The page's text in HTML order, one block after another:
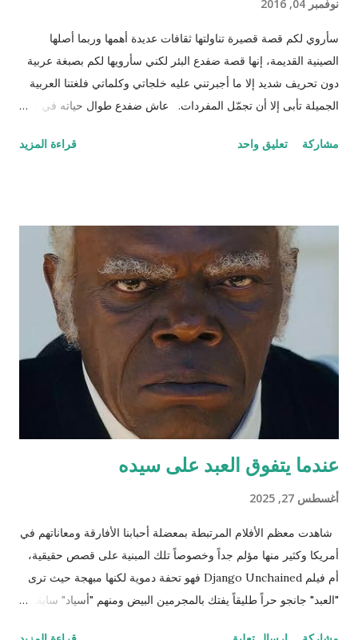
نوفمبر 04, 2016
سأروي لكم قصة قصيرة تناولتها ثقافات عديدة أهمها وربما أصلها
الصينية القديمة، إنها قصة ضفدع البئر لكني سأرويها لكم بصبغة عربية
دون تحريف شديد إلا ما أجبرتني عليه خلجاتي وكلماتي فلغتنا العربية
الجميلة تأبى إلا أن تجمّل المفردات. عاش ضفدع طوال حياته في بئر
وجمال السحاب وهو يمر مشكلاً لوحات بيضاء سريعة وبطيئة مثل
الضفدع. قالت السلحفاة : "كيف أنت اليوم أيها الضفدع؟" رد عليها وقد
نفخ أوداجه واخضر خضاره وقال: "أنا كما ترين أسبح في هذا الماء
الراكد الساكن الهادئ أمتع ناظري في الموج الذي أفتعله على مزاجي
وقدر حجمي وعندي من البيوت بعدد الحفر المنتشرة في جوانب البئر،
أختبئ فيها من المطر وكلما ارتفع منسوب الماء اعتليت بيتا (حفرة)
أعلى. طعامي كما تعلمين حشرات تائهة جذبها الماء الداكن ورائحته
المعتقة، تعالي واستمتعي معي لأخبرك عن تجارب...
مشاركة تعليق واحد قراءة المزيد
عندما يتفوق العبد على سيده
أغسطس 27, 2025
شاهدت معظم الأفلام المرتبطة بمعضلة أحبابنا الأفارقة ومعاناتهم في
أمريكا وكثير منها مؤلم جداً وخصوصاً تلك المبنية على قصص حقيقية،
أم فيلم Django Unchained فهو تحفة دموية لكنها مبهجة حيث ترى
"العبد" جانجو حراً طليقاً يفتك بالمجرمين البيض ومنهم "أسياد" سابقين